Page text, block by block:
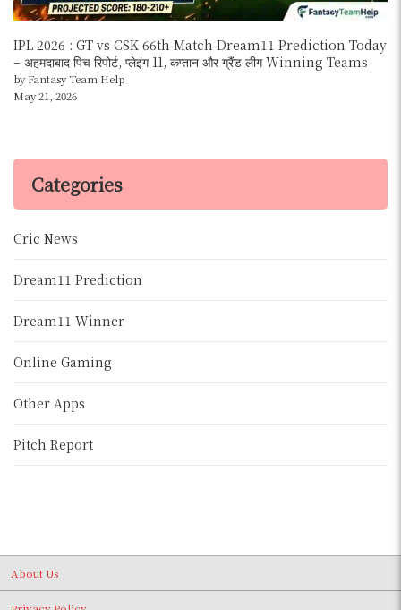
IPL 2026 : GT vs CSK 66th Match Dream11 Prediction Today
– अहमदाबाद पिच रिपोर्ट, प्लेइंग 11, कप्तान और ग्रैंड लीग Winning Teams
by Fantasy Team Help
May 21, 2026
Categories
Cric News
Dream11 Prediction
Dream11 Winner
Online Gaming
Other Apps
Pitch Report
About Us